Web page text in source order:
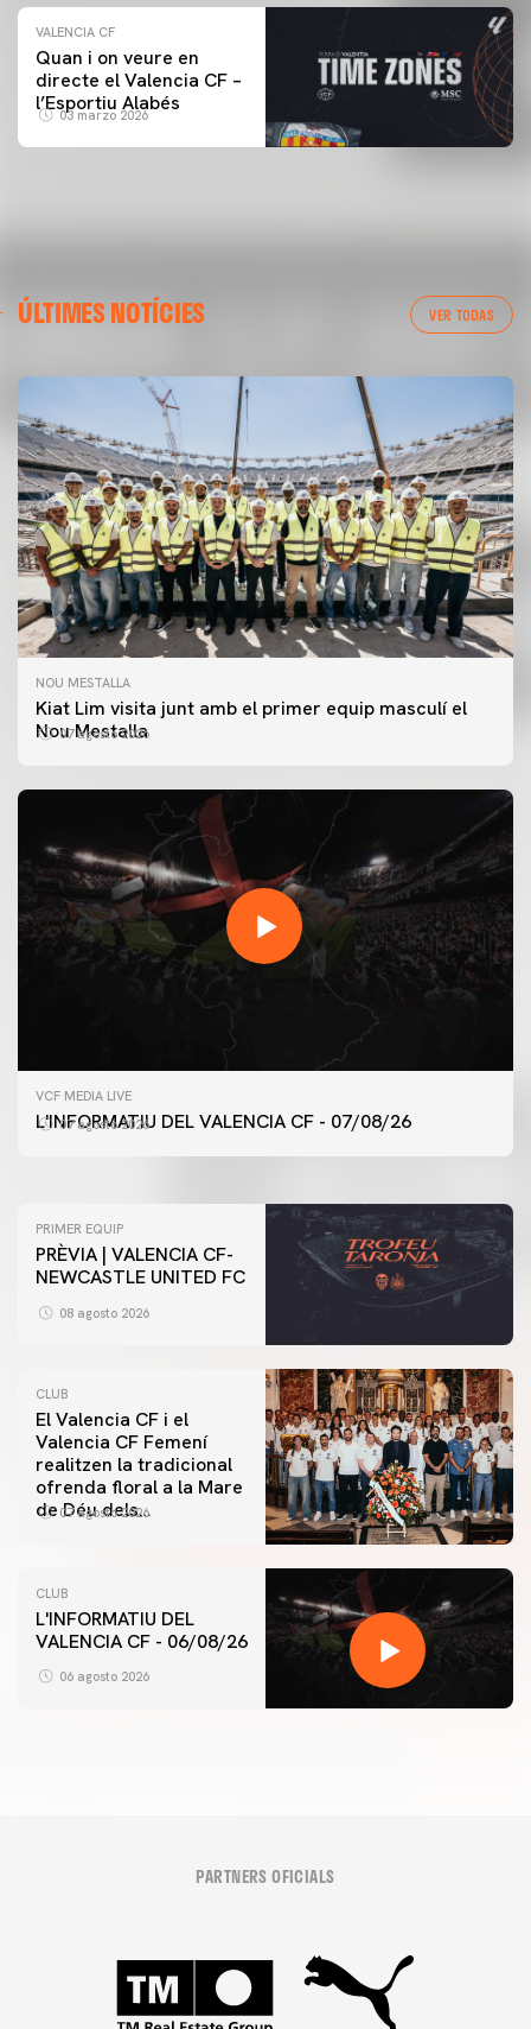
VALENCIA CF
Quan i on veure en
directe el Valencia CF –
l’Esportiu Alabés
03 marzo 2026
ÚLTIMES NOTÍCIES VER TODAS
NOU MESTALLA
Kiat Lim visita junt amb el primer equip masculí el
Nou Mestalla
07 agosto 2026
VCF MEDIA LIVE
L'INFORMATIU DEL VALENCIA CF - 07/08/26
07 agosto 2026
PRIMER EQUIP
ENTRENAMENT DEL VALENCIA CF 7/8/2026
PRIMER EQUIP
PRÈVIA | VALENCIA CF-
NEWCASTLE UNITED FC
08 agosto 2026
CLUB
El Valencia CF i el
Valencia CF Femení
realitzen la tradicional
ofrenda floral a la Mare
de Déu dels
07 agosto 2026
CLUB
L'INFORMATIU DEL
VALENCIA CF - 06/08/26
06 agosto 2026
PARTNERS OFICIALS